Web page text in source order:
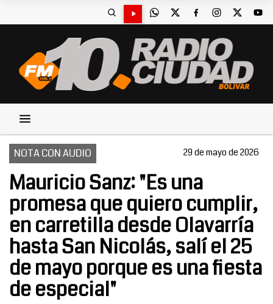
NOTA CON AUDIO 29 de mayo de 2026
Mauricio Sanz: "Es una
promesa que quiero cumplir,
en carretilla desde Olavarría
hasta San Nicolás, salí el 25
de mayo porque es una fiesta
de especial"